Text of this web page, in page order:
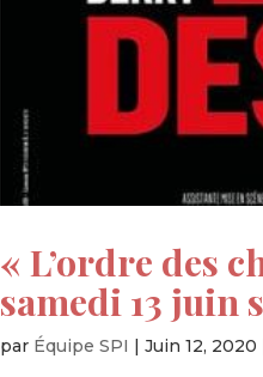
« L’ordre des
samedi 13 juin
par Équipe SPI |Juin 12, 2020